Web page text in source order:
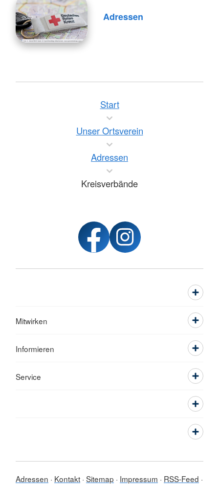
Adressen
Start
Unser Ortsverein
Adressen
Kreisverbände
Mitwirken
Informieren
Service
Adressen Kontakt Sitemap Impressum
RSS-Feed